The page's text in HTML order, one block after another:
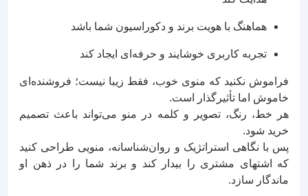
هماهنگ با هویت برند و دکوراسیون شما باشد
تجربه کاربری خوشایند و حرفه‌ای ایجاد کند
فراموش نکنید که منوی خوب، فقط زیبا نیست؛ فروشنده‌ای
خاموش اما تأثیرگذار است.
هر خط، رنگ، تصویر و کلمه در منو می‌تواند باعث تصمیم
خرید شود.
پس با نگاهی استراتژیک و روان‌شناسانه، منویی طراحی کنید
که اشتهای مشتری را بیدار کند و برند شما را در ذهن او
ماندگار سازد.